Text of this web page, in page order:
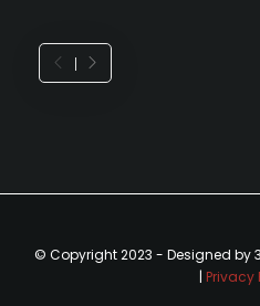
© Copyright 2023 - Designed by
| Privacy